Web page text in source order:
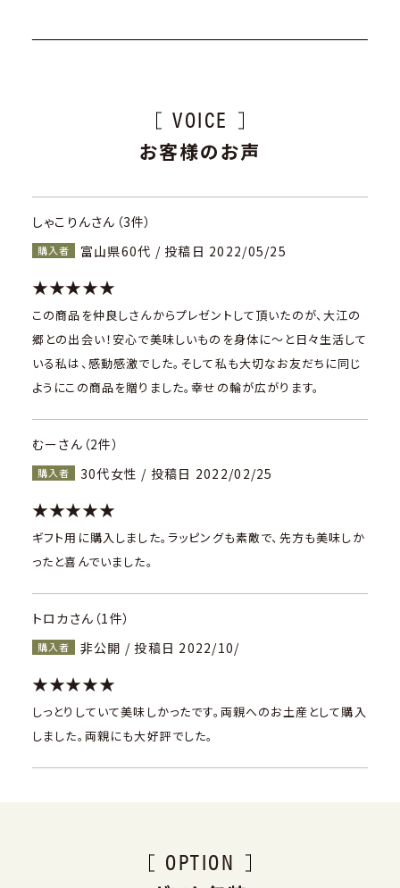
VOICE
お客様のお声
しゃこりんさん（3件）
購入者 富山県60代 / 投稿日 2022/05/25
★★★★★
この商品を仲良しさんからプレゼントして頂いたのが、大江の
郷との出会い！安心で美味しいものを身体に〜と日々生活して
いる私は、感動感激でした。そして私も大切なお友だちに同じ
ようにこの商品を贈りました。幸せの輪が広がります。
むーさん（2件）
購入者 30代女性 / 投稿日 2022/02/25
★★★★★
ギフト用に購入しました。ラッピングも素敵で、先方も美味しか
ったと喜んでいました。
トロカさん（1件）
購入者 非公開 / 投稿日 2022/10/
★★★★★
しっとりしていて美味しかったです。両親へのお土産として購入
しました。両親にも大好評でした。
OPTION